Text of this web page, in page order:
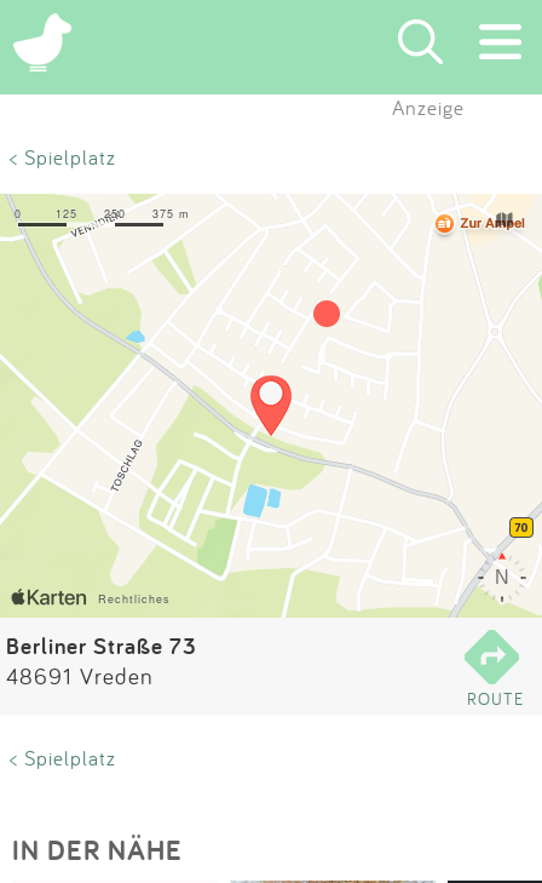
×
Partner
Kontakt
Impressum
Anmelden
Anzeige
< Spielplatz
Berliner Straße 73
48691 Vreden
ROUTE
< Spielplatz
IN DER NÄHE